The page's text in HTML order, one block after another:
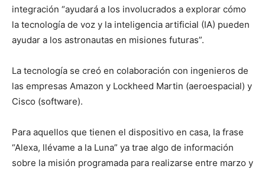
integración “ayudará a los involucrados a explorar cómo
la tecnología de voz y la inteligencia artificial (IA) pueden
ayudar a los astronautas en misiones futuras”.
La tecnología se creó en colaboración con ingenieros de
las empresas Amazon y Lockheed Martin (aeroespacial) y
Cisco (software).
Para aquellos que tienen el dispositivo en casa, la frase
“Alexa, llévame a la Luna” ya trae algo de información
sobre la misión programada para realizarse entre marzo y